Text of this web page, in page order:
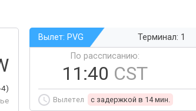
Вылет: PVG Терминал: 1
По рассписанию:
11:40 CST
Вылетел c задержкой в 14 мин.